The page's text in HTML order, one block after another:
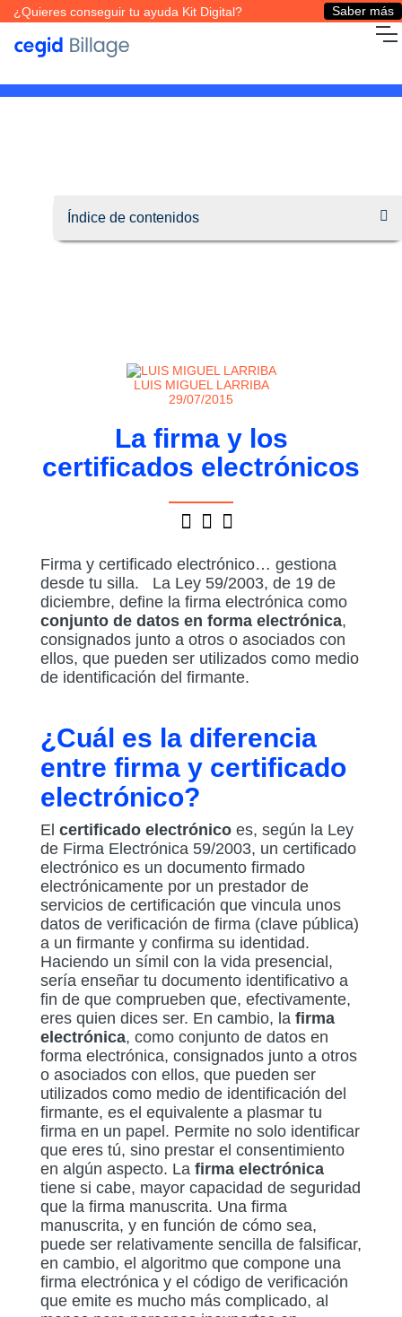
¿Quieres conseguir tu ayuda Kit Digital? Saber más
LUIS MIGUEL LARRIBA
29/07/2015
La firma y los
certificados electrónicos
Firma y certificado electrónico… gestiona
desde tu silla. La Ley 59/2003, de 19 de
diciembre, define la firma electrónica como
conjunto de datos en forma electrónica,
consignados junto a otros o asociados con
ellos, que pueden ser utilizados como medio
de identificación del firmante.
¿Cuál es la diferencia
entre firma y certificado
electrónico?
El certificado electrónico es, según la Ley
de Firma Electrónica 59/2003, un certificado
electrónico es un documento firmado
electrónicamente por un prestador de
servicios de certificación que vincula unos
datos de verificación de firma (clave pública)
a un firmante y confirma su identidad.
Haciendo un símil con la vida presencial,
sería enseñar tu documento identificativo a
fin de que comprueben que, efectivamente,
eres quien dices ser. En cambio, la firma
electrónica, como conjunto de datos en
forma electrónica, consignados junto a otros
o asociados con ellos, que pueden ser
utilizados como medio de identificación del
firmante, es el equivalente a plasmar tu
firma en un papel. Permite no solo identificar
que eres tú, sino prestar el consentimiento
en algún aspecto. La firma electrónica
tiene si cabe, mayor capacidad de seguridad
que la firma manuscrita. Una firma
manuscrita, y en función de cómo sea,
puede ser relativamente sencilla de falsificar,
en cambio, el algoritmo que compone una
firma electrónica y el código de verificación
que emite es mucho más complicado, al